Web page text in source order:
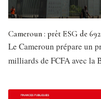
Cameroun : prêt ESG de
Le Cameroun prépare un
milliards de FCFA avec la